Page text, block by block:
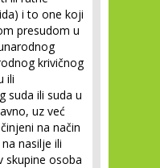
i to one koji
presudom u
krivičnog
ili
suda ili suda u
uz već
na način
nasilje ili
skupine osoba